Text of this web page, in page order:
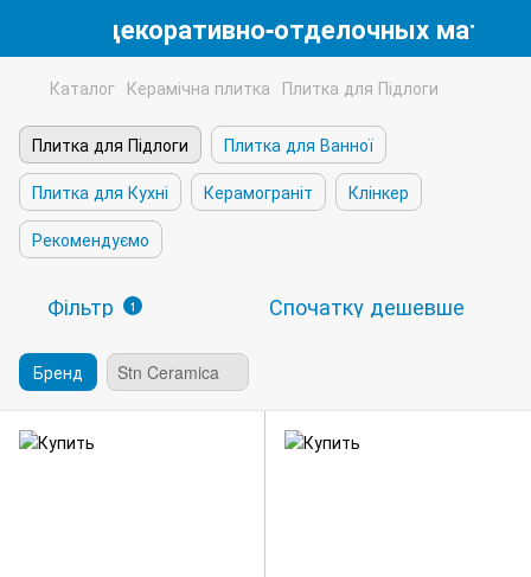
декоративно-отделочных
Каталог Керамічна плитка Плитка для Підлоги
Плитка для Підлоги
Плитка для Ванної
Плитка для Кухні
Керамограніт
Клінкер
Рекомендуємо
Фільтр 1 Спочатку дешевше
Бренд Stn Ceramica